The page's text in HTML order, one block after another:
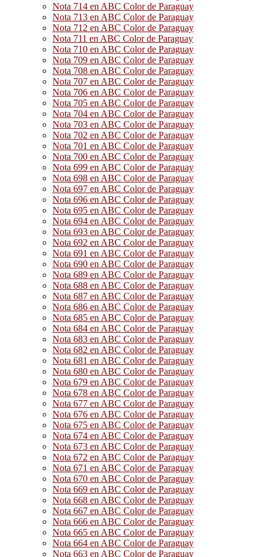
Nota 714 en ABC Color de Paraguay
Nota 713 en ABC Color de Paraguay
Nota 712 en ABC Color de Paraguay
Nota 711 en ABC Color de Paraguay
Nota 710 en ABC Color de Paraguay
Nota 709 en ABC Color de Paraguay
Nota 708 en ABC Color de Paraguay
Nota 707 en ABC Color de Paraguay
Nota 706 en ABC Color de Paraguay
Nota 705 en ABC Color de Paraguay
Nota 704 en ABC Color de Paraguay
Nota 703 en ABC Color de Paraguay
Nota 702 en ABC Color de Paraguay
Nota 701 en ABC Color de Paraguay
Nota 700 en ABC Color de Paraguay
Nota 699 en ABC Color de Paraguay
Nota 698 en ABC Color de Paraguay
Nota 697 en ABC Color de Paraguay
Nota 696 en ABC Color de Paraguay
Nota 695 en ABC Color de Paraguay
Nota 694 en ABC Color de Paraguay
Nota 693 en ABC Color de Paraguay
Nota 692 en ABC Color de Paraguay
Nota 691 en ABC Color de Paraguay
Nota 690 en ABC Color de Paraguay
Nota 689 en ABC Color de Paraguay
Nota 688 en ABC Color de Paraguay
Nota 687 en ABC Color de Paraguay
Nota 686 en ABC Color de Paraguay
Nota 685 en ABC Color de Paraguay
Nota 684 en ABC Color de Paraguay
Nota 683 en ABC Color de Paraguay
Nota 682 en ABC Color de Paraguay
Nota 681 en ABC Color de Paraguay
Nota 680 en ABC Color de Paraguay
Nota 679 en ABC Color de Paraguay
Nota 678 en ABC Color de Paraguay
Nota 677 en ABC Color de Paraguay
Nota 676 en ABC Color de Paraguay
Nota 675 en ABC Color de Paraguay
Nota 674 en ABC Color de Paraguay
Nota 673 en ABC Color de Paraguay
Nota 672 en ABC Color de Paraguay
Nota 671 en ABC Color de Paraguay
Nota 670 en ABC Color de Paraguay
Nota 669 en ABC Color de Paraguay
Nota 668 en ABC Color de Paraguay
Nota 667 en ABC Color de Paraguay
Nota 666 en ABC Color de Paraguay
Nota 665 en ABC Color de Paraguay
Nota 664 en ABC Color de Paraguay
Nota 663 en ABC Color de Paraguay